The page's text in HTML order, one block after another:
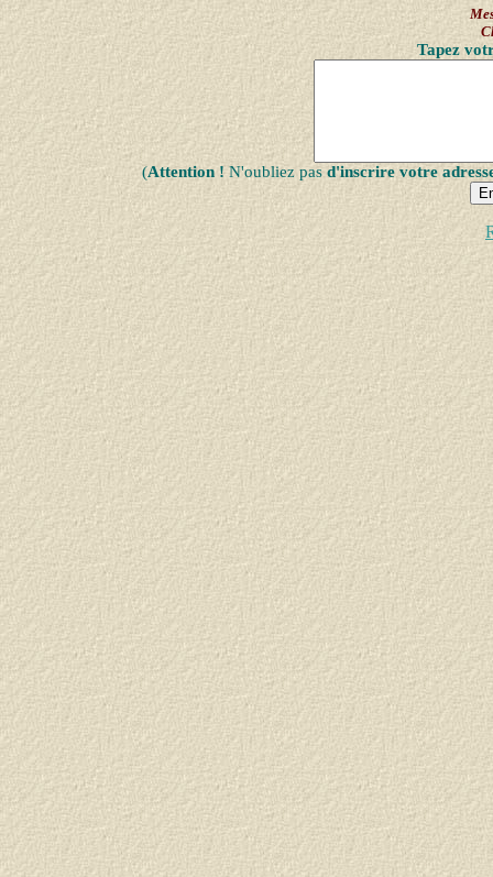
Tapez
(Attention !N'oubliez pas d'inscrire votre